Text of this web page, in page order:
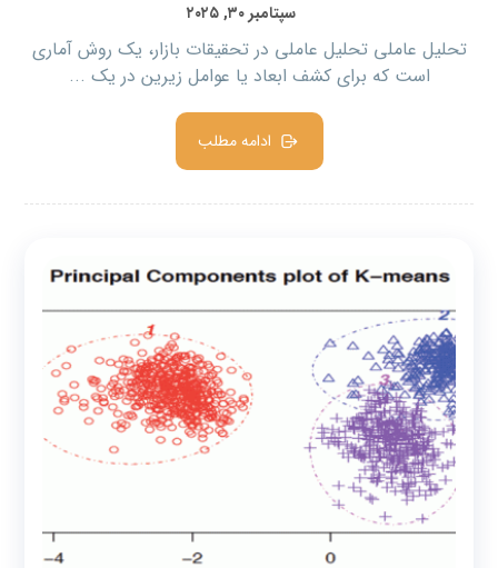
سپتامبر ۳۰, ۲۰۲۵
تحلیل عاملی تحلیل عاملی در تحقیقات بازار، یک روش آماری
است که برای کشف ابعاد یا عوامل زیرین در یک ...
ادامه مطلب